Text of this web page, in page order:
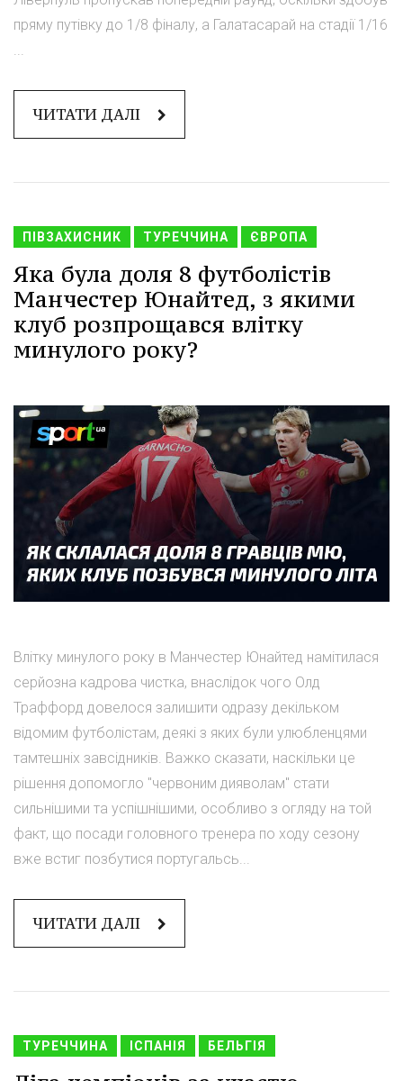
пряму путівку до 1/8 фіналу, а Галатасарай на стадії 1/16
...
ЧИТАТИ ДАЛІ
ПІВЗАХИСНИК ТУРЕЧЧИНА ЄВРОПА
Яка була доля 8 футболістів
Манчестер Юнайтед, з якими
клуб розпрощався влітку
минулого року?
Влітку минулого року в Манчестер Юнайтед намітилася
серйозна кадрова чистка, внаслідок чого Олд
Траффорд довелося залишити одразу декільком
відомим футболістам, деякі з яких були улюбленцями
тамтешніх завсідників. Важко сказати, наскільки це
рішення допомогло "червоним дияволам" стати
сильнішими та успішнішими, особливо з огляду на той
факт, що посади головного тренера по ходу сезону
вже встиг позбутися португальсь...
ЧИТАТИ ДАЛІ
ТУРЕЧЧИНА ІСПАНІЯ БЕЛЬГІЯ